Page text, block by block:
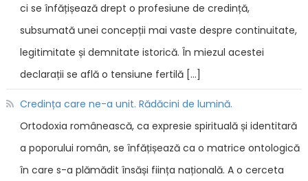
ci se înfățișează drept o profesiune de credință,
subsumată unei concepții mai vaste despre continuitate,
legitimitate și demnitate istorică. În miezul acestei
declarații se află o tensiune fertilă […]
Credința care ne-a unit. Rădăcini de lumină.
Ortodoxia românească, ca expresie spirituală și identitară
a poporului român, se înfățișează ca o matrice ontologică
în care s-a plămădit însăși ființa națională. A o cerceta